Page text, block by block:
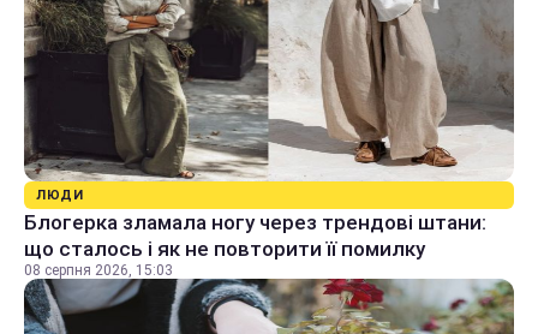
ЛЮДИ
Блогерка зламала ногу через трендові штани:
що сталось і як не повторити її помилку
08 серпня 2026, 15:03